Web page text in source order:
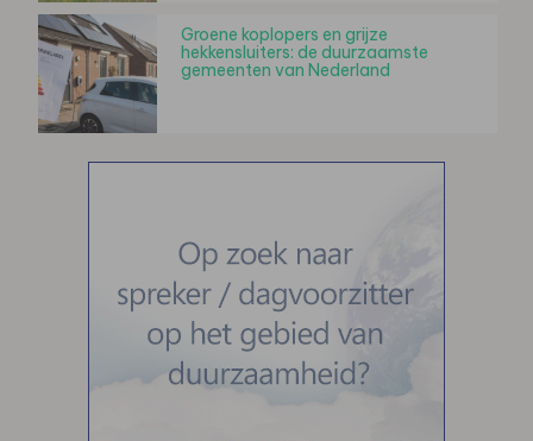
Groene koplopers en grijze
hekkensluiters: de duurzaamste
gemeenten van Nederland